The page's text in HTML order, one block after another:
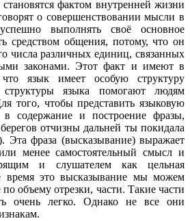
фактом внутренней жизни
о совершенствовании мысли в
выполнять своё основное
средством общения, потому, что он
числа различных единиц, связанных
законами. Этот факт и имеют в
язык имеет особую структуру
структуры языка помогают людям
того, чтобы представить языковую
в содержание и построение фразы,
отчизны дальней ты покидала
фраза (высказывание) выражает
менее самостоятельный смысл и
и слушателем как цельная
это высказывание мы можем
объему отрезки, части. Такие части
очень легко. Однако не все они